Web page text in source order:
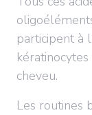
participent à
cheveu.
Les routines